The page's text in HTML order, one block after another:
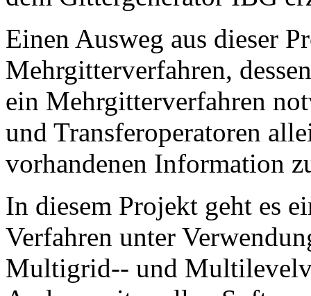
Einen Ausweg aus dieser
Mehrgitterverfahren,
ein Mehrgitterverfahren
und Transferoperatoren
vorhandenen Information
In diesem Projekt geht es
Verfahren unter
Multigrid-- und